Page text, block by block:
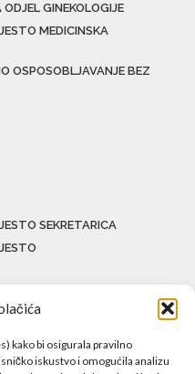
kako bi osigurala pravilno
iskustvo i omogućila analizu
GINEKOLOGIJE
MEDICINSKA
OSPOSOBLJAVANJE BEZ
SEKRETARICA